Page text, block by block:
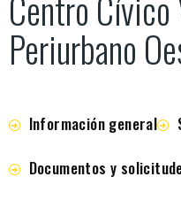
Periurbano
Información general
Documentos y